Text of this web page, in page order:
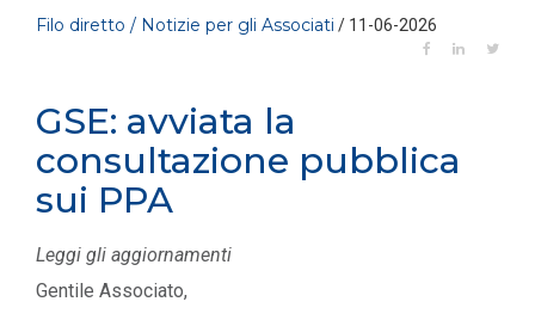
Filo diretto / Notizie per gli Associati / 11-06-2026
GSE: avviata la
consultazione pubblica
sui PPA
Leggi gli aggiornamenti
Gentile Associato,